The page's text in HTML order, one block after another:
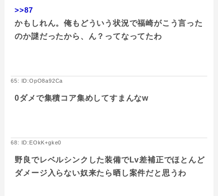
>>87
かもしれん。俺もどういう状況で福崎がこう言った
のか謎だったから、ん？ってなってたわ
65: ID:OpO8a92Ca
0ダメで集積コア集めしてすまんなw
68: ID:EOkK+gke0
野良でレベルシンクした装備でLv差補正でほとんど
ダメージ入らない奴来たら晒し案件だと思うわ